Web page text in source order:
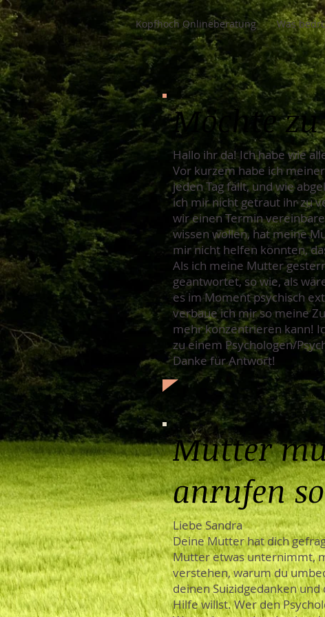
Kopfhoch Onlineberatung Was
Möchte
Hallo ihr da! Ich habe wie
Vor kurzem habe ich
jeden Tag fällt, und wie
ich mir nicht getraut ihr zu
wir einen Termin
wissen wollen, hat meine
mir nicht helfen könnten,
Als ich meine Mutter
geantwortet, so wie, als
es im Moment psychisch
verbaue ich mir so meine
mehr konzentrieren kann!
zu einem Psychologen/
Danke für Antwort!
Mutter
anrufen
Liebe Sandra
Deine Mutter hat dich
Mutter etwas unternimmt,
verstehen, warum du
deinen Suizidgedanken
Hilfe willst. Wer den